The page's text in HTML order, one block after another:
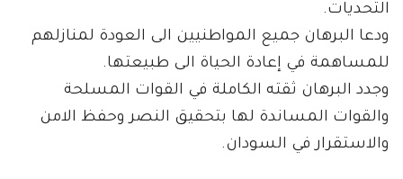
التحديات.
ودعا البرهان جميع المواطنيين الى العودة لمنازلهم
للمساهمة في إعادة الحياة الى طبيعتها.
وجدد البرهان ثقته الكاملة في القوات المسلحة
والقوات المساندة لها بتحقيق النصر وحفظ الامن
والاستقرار في السودان.